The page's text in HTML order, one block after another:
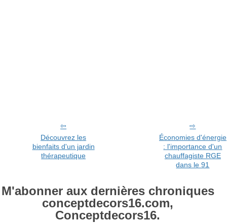
Découvrez les
bienfaits d'un jardin
thérapeutique
Économies d'énergie
: l'importance d'un
chauffagiste RGE
dans le 91
M'abonner aux dernières chroniques
conceptdecors16.com,
Conceptdecors16.